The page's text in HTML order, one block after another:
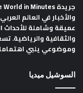
جريدة The World in Minutes
والأخبار في العالم
عميقة وشاملة للأحداث
والثقافية والرياضية.
وموضوعي يلبي
السوشيل ميديا